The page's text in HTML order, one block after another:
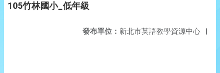
105竹林國小_低年級
發布單位： 新北市英語教學資源中心 |